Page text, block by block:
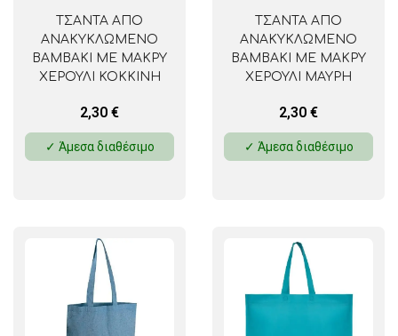
ΤΣΑΝΤΑ ΑΠΟ
ΑΝΑΚΥΚΛΩΜΕΝΟ
ΒΑΜΒΑΚΙ ΜΕ ΜΑΚΡΥ
ΧΕΡΟΥΛΙ ΚΟΚΚΙΝΗ
2,30 €
✓ Άμεσα διαθέσιμο
ΤΣΑΝΤΑ ΑΠΟ
ΑΝΑΚΥΚΛΩΜΕΝΟ
ΒΑΜΒΑΚΙ ΜΕ ΜΑΚΡΥ
ΧΕΡΟΥΛΙ ΜΑΥΡΗ
2,30 €
✓ Άμεσα διαθέσιμο